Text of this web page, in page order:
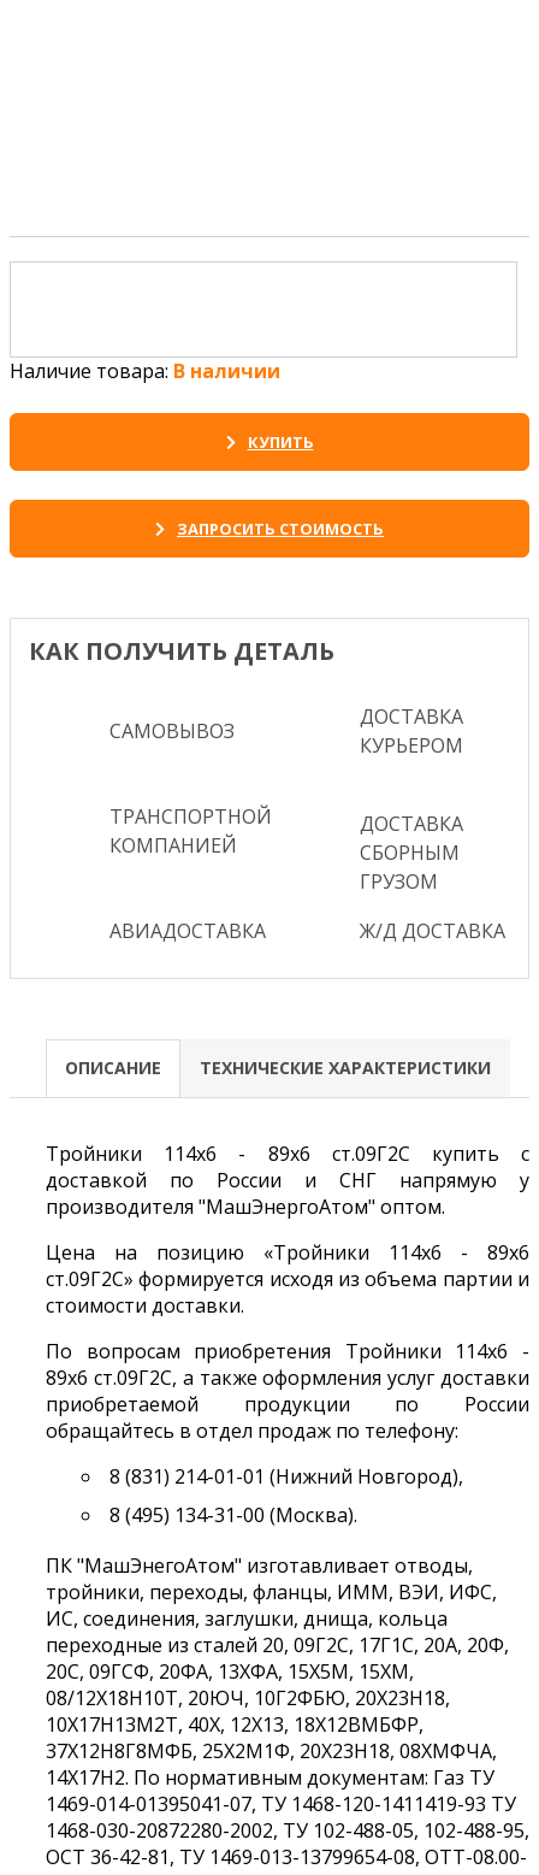
Наличие товара: В наличии
КУПИТЬ
ЗАПРОСИТЬ СТОИМОСТЬ
КАК ПОЛУЧИТЬ ДЕТАЛЬ
САМОВЫВОЗ
ДОСТАВКА
КУРЬЕРОМ
ТРАНСПОРТНОЙ
КОМПАНИЕЙ
ДОСТАВКА
СБОРНЫМ
ГРУЗОМ
АВИАДОСТАВКА
Ж/Д ДОСТАВКА
ОПИСАНИЕ ТЕХНИЧЕСКИЕ ХАРАКТЕРИСТИКИ
Тройники 114х6 - 89х6 ст.09Г2С купить с
доставкой по России и СНГ напрямую у
производителя "МашЭнергоАтом" оптом.
Цена на позицию «Тройники 114х6 - 89х6
ст.09Г2С» формируется исходя из объема партии и
стоимости доставки.
По вопросам приобретения Тройники 114х6 -
89х6 ст.09Г2С, а также оформления услуг доставки
приобретаемой продукции по России
обращайтесь в отдел продаж по телефону:
8 (831) 214-01-01 (Нижний Новгород),
8 (495) 134-31-00 (Москва).
ПК "МашЭнегоАтом" изготавливает отводы,
тройники, переходы, фланцы, ИММ, ВЭИ, ИФС,
ИС, соединения, заглушки, днища, кольца
переходные из сталей 20, 09Г2С, 17Г1С, 20А, 20Ф,
20С, 09ГСФ, 20ФА, 13ХФА, 15Х5М, 15ХМ,
08/12Х18Н10Т, 20ЮЧ, 10Г2ФБЮ, 20Х23Н18,
10Х17Н13М2Т, 40Х, 12Х13, 18Х12ВМБФР,
37Х12Н8Г8МФБ, 25Х2М1Ф, 20Х23Н18, 08ХМФЧА,
14Х17Н2. По нормативным документам: Газ ТУ
1469-014-01395041-07, ТУ 1468-120-1411419-93 ТУ
1468-030-20872280-2002, ТУ 102-488-05, 102-488-95,
ОСТ 36-42-81, ТУ 1469-013-13799654-08, ОТТ-08.00-